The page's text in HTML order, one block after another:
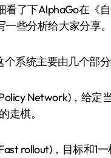
看了下AlphaGo在《
些分析给大家分享。
个系统主要由几个部分
Network)，给定
走棋。
rollout)，目标和1